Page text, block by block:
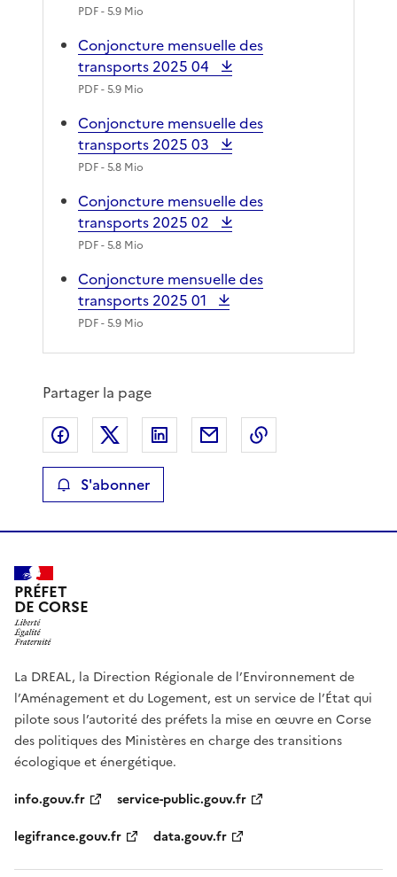
PDF- 5.9 Mio
Conjoncture mensuelle des
transports 2025 04
PDF- 5.9 Mio
Conjoncture mensuelle des
transports 2025 03
PDF- 5.8 Mio
Conjoncture mensuelle des
transports 2025 02
PDF- 5.8 Mio
Conjoncture mensuelle des
transports 2025 01
PDF- 5.9 Mio
Partager la page
Partager sur Facebook
Partager sur XPartager sur LinkedIn
Partager par email
S'abonner
PRÉFET
DE CORSE
La DREAL, la Direction Régionale de l’Environnement de
l’Aménagement et du Logement, est un service de l’État qui
pilote sous l’autorité des préfets la mise en œuvre en Corse
des politiques des Ministères en charge des transitions
écologique et énergétique.
info.gouv.fr
service-public.gouv.fr
legifrance.gouv.fr
data.gouv.fr